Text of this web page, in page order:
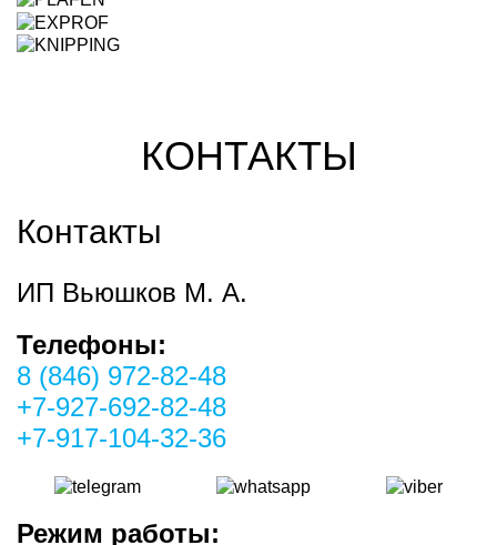
КОНТАКТЫ
Контакты
ИП Вьюшков М. А.
Телефоны:
8 (846) 972-82-48
+7-927-692-82-48
+7-917-104-32-36
Режим работы: